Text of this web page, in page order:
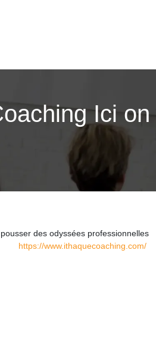
Ici
des odyssées professionnelles
https://www.ithaquecoaching.com/